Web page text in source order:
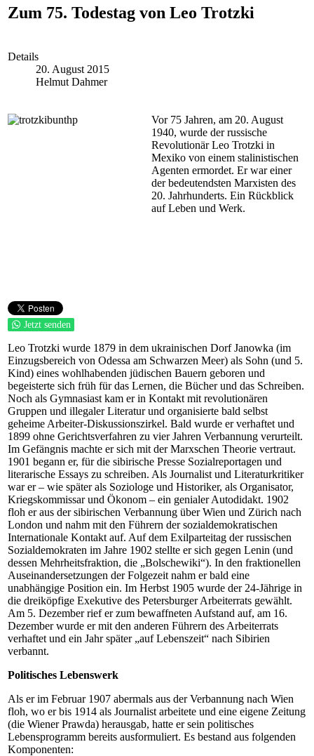
Zum 75. Todestag von Leo Trotzki
Details
20. August 2015
Helmut Dahmer
Vor 75 Jahren, am 20. August
1940, wurde der russische
Revolutionär Leo Trotzki in
Mexiko von einem stalinistischen
Agenten ermordet. Er war einer
der bedeutendsten Marxisten des
20. Jahrhunderts. Ein Rückblick
auf Leben und Werk.
Jetzt senden
Leo Trotzki wurde 1879 in dem ukrainischen Dorf Janowka (im
Einzugsbereich von Odessa am Schwarzen Meer) als Sohn (und 5.
Kind) eines wohlhabenden jüdischen Bauern geboren und
begeisterte sich früh für das Lernen, die Bücher und das Schreiben.
Noch als Gymnasiast kam er in Kontakt mit revolutionären
Gruppen und illegaler Literatur und organisierte bald selbst
geheime Arbeiter-Diskussionszirkel. Bald wurde er verhaftet und
1899 ohne Gerichtsverfahren zu vier Jahren Verbannung verurteilt.
Im Gefängnis machte er sich mit der Marxschen Theorie vertraut.
1901 begann er, für die sibirische Presse Sozialreportagen und
literarische Essays zu schreiben. Als Journalist und Literaturkritiker
war er – wie später als Soziologe und Historiker, als Organisator,
Kriegskommissar und Ökonom – ein genialer Autodidakt. 1902
floh er aus der sibirischen Verbannung über Wien und Zürich nach
London und nahm mit den Führern der sozialdemokratischen
Internationale Kontakt auf. Auf dem Exilparteitag der russischen
Sozialdemokraten im Jahre 1902 stellte er sich gegen Lenin (und
dessen Mehrheitsfraktion, die „Bolschewiki“). In den fraktionellen
Auseinandersetzungen der Folgezeit nahm er bald eine
unabhängige Position ein. Im Herbst 1905 wurde der 24-Jährige in
die dreiköpfige Exekutive des Petersburger Arbeiterrats gewählt.
Am 5. Dezember rief er zum bewaffneten Aufstand auf, am 16.
Dezember wurde er mit den anderen Führern des Arbeiterrats
verhaftet und ein Jahr später „auf Lebenszeit“ nach Sibirien
verbannt.
Politisches Lebenswerk
Als er im Februar 1907 abermals aus der Verbannung nach Wien
floh, wo er bis 1914 als Journalist arbeitete und eine eigene Zeitung
(die Wiener Prawda) herausgab, hatte er sein politisches
Lebensprogramm bereits ausformuliert. Es bestand aus folgenden
Komponenten: